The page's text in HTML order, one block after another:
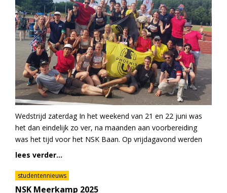
Wedstrijd zaterdag In het weekend van 21 en 22 juni was
het dan eindelijk zo ver, na maanden aan voorbereiding
was het tijd voor het NSK Baan. Op vrijdagavond werden
lees verder...
studentennieuws
NSK Meerkamp 2025